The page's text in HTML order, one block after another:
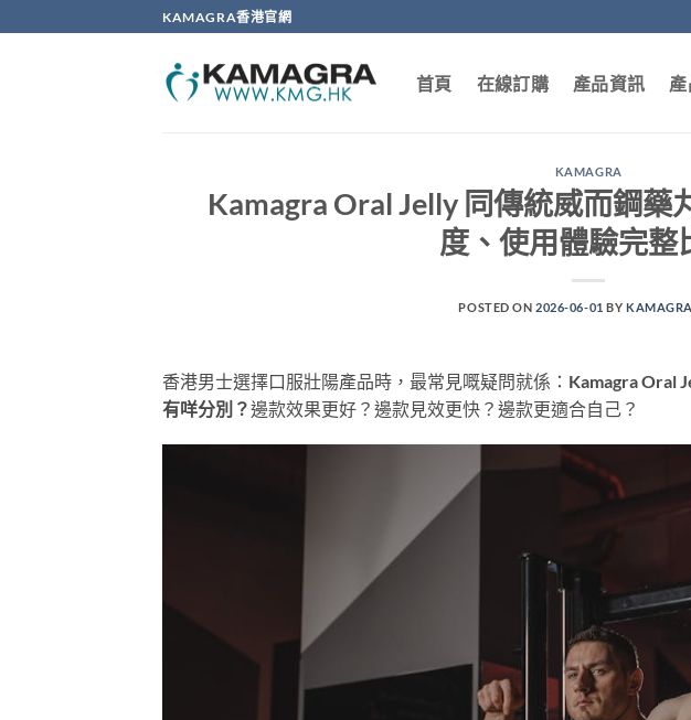
to
KAMAGRA香港官網
首頁 在線訂購 產品資訊
KAMAGRA
Kamagra Oral Jelly 同傳統威而鋼藥
度、使用體驗完整
POSTED ON2026-06-01 BY
香港男士選擇口服壯陽產品時，最常見嘅疑問就係： Kamagra Oral
有咩分別？邊款效果更好？邊款見效更快？邊款更適合自己？